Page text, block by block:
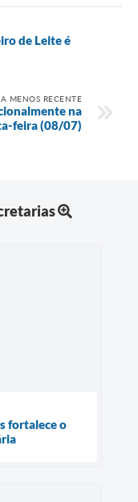
de Leite é
MENOS RECENTE
na
feira (08/07)
fortalece o